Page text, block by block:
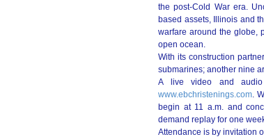
the post-Cold War era.
based assets, Illinois and
warfare around the globe,
open ocean.
With its construction
submarines; another nine
A live video and
www.ebchristenings.com.
begin at 11 a.m. and
demand replay for one
Attendance is by invitation